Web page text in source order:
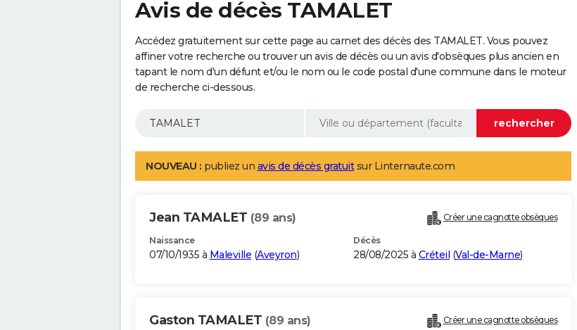
Avis de décès TAMALET
Accédez gratuitement sur cette page au carnet des décès des TAMALET. Vous pouvez
affiner votre recherche ou trouver un avis de décès ou un avis d'obsèques plus ancien en
tapant le nom d'un défunt et/ou le nom ou le code postal d'une commune dans le moteur
de recherche ci-dessous.
NOUVEAU : publiez un avis de décès gratuitsur Linternaute.com
Jean TAMALET (89 ans) Créer une cagnotte obsèques
Naissance
07/10/1935 à Maleville (Aveyron)
Décès
28/08/2025 à Créteil (Val-de-Marne)
Gaston TAMALET (89 ans) Créer une cagnotte obsèques